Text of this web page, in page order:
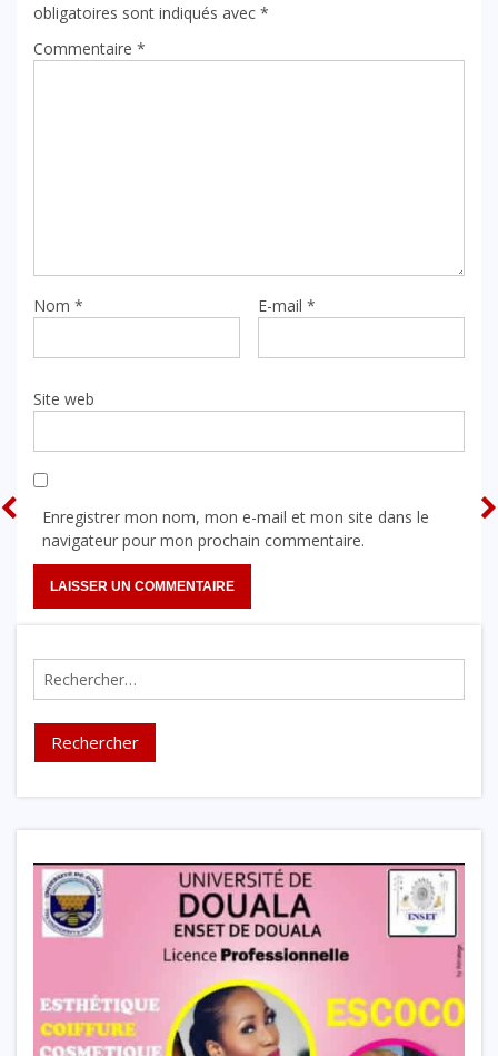
obligatoires sont indiqués avec *
Commentaire *
Nom * E-mail *
Site web
Enregistrer mon nom, mon e-mail et mon site dans le
navigateur pour mon prochain commentaire.
Rechercher :